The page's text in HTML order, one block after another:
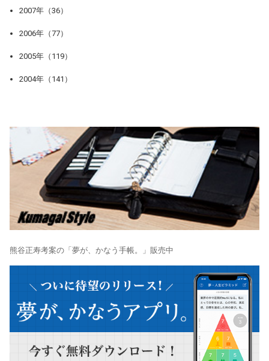
2007年（36）
2006年（77）
2005年（119）
2004年（141）
熊谷正寿考案の「夢が、かなう手帳。」販売中